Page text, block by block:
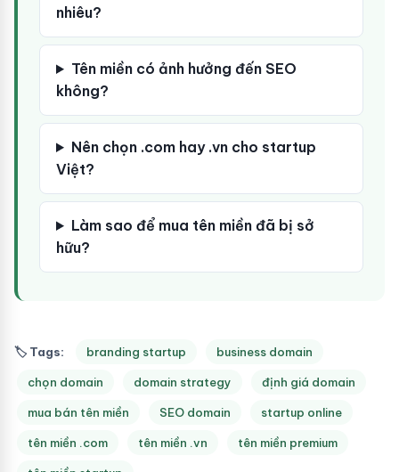
nhiêu?
Tên miền có ảnh hưởng đến SEO
không?
Nên chọn .com hay .vn cho startup
Việt?
Làm sao để mua tên miền đã bị sở
hữu?
🏷 Tags: branding startup business domain
chọn domain domain strategy định giá domain
mua bán tên miền SEO domain startup online
tên miền .com tên miền .vn tên miền premium